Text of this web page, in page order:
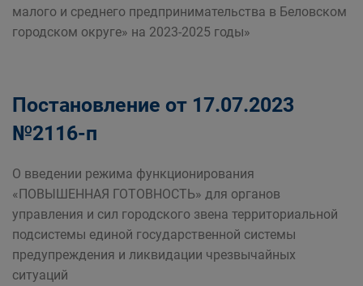
малого и среднего предпринимательства в Беловском
городском округе» на 2023-2025 годы»
Постановление от 17.07.2023
№2116-п
О введении режима функционирования
«ПОВЫШЕННАЯ ГОТОВНОСТЬ» для органов
управления и сил городского звена территориальной
подсистемы единой государственной системы
предупреждения и ликвидации чрезвычайных
ситуаций